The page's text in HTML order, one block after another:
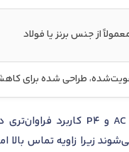
از جنس برنز یا فولاد
طراحی شده برای